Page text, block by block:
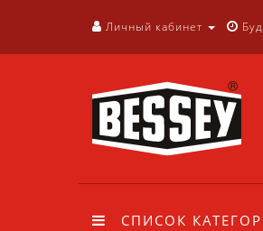
Личный кабинет
СПИСОК